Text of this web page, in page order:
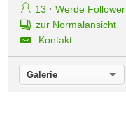
13 · Werde Follower
zur Normalansicht
Kontakt
Galerie